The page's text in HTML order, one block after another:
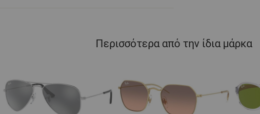
Περισσότερα από την ίδια μάρκα